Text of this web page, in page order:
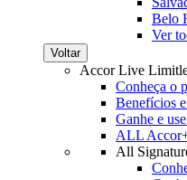
Belo
Ver
Voltar
Accor Live
Conheça o
Benefícios
Ganhe e
ALL
All